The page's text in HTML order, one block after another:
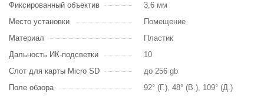
Фиксированный объектив
3,6 мм
Место установки
Помещение
Материал
Пластик
Дальность ИК-подсветки
10
Слот для карты Micro SD
до 256 gb
Поле обзора
92° (Г.), 48° (В.), 109° (Д.)